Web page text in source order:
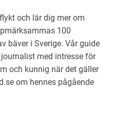
och lär dig mer om
100
bäver i Sverige. Vår guide
med intresse för
och kunnig när det gäller
om hennes pågående